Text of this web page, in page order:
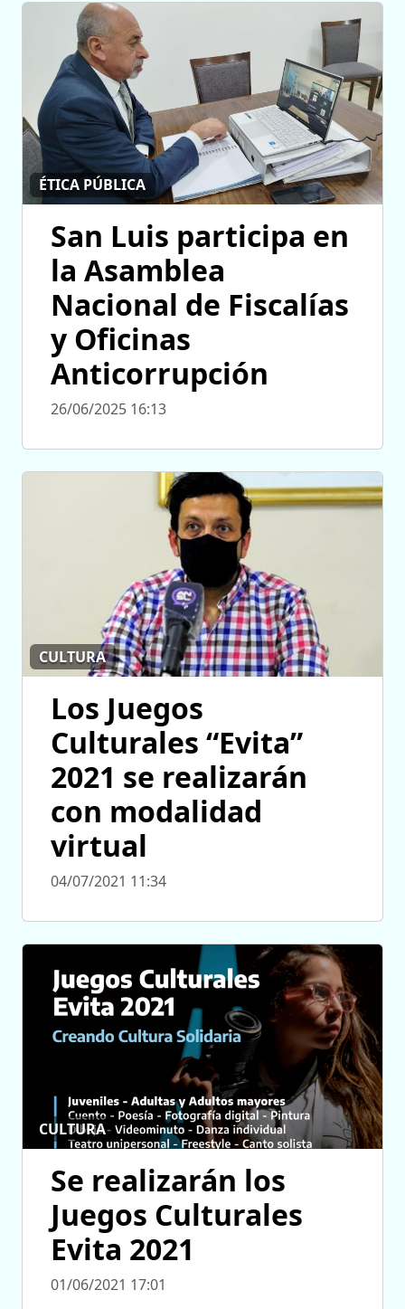
ÉTICA PÚBLICA
San Luis participa en
la Asamblea
Nacional de Fiscalías
y Oficinas
Anticorrupción
26/06/2025 16:13
CULTURA
Los Juegos
Culturales “Evita”
2021 se realizarán
con modalidad
virtual
04/07/2021 11:34
CULTURA
Se realizarán los
Juegos Culturales
Evita 2021
01/06/2021 17:01